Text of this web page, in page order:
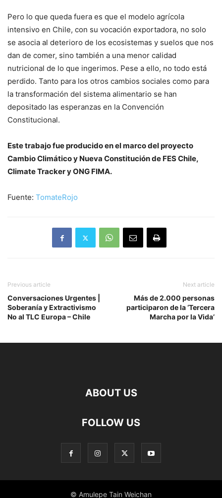
Pero lo que queda fuera es que el modelo agrícola
intensivo en Chile, con su vocación exportadora, no solo
se asocia al deterioro de los ecosistemas y suelos que nos
dan de comer, sino también a una menor calidad
nutricional de lo que ingerimos. Pese a ello, no todo está
perdido. Tanto para los otros cambios sociales como para
la transformación del sistema alimentario se han
depositado las esperanzas en la Convención
Constitucional.
Este trabajo fue producido en el marco del proyecto
Cambio Climático y Nueva Constitución de FES Chile,
Climate Tracker y ONG FIMA.
Fuente: TomateRojo
Previous article
Conversaciones Urgentes |
Soberanía y Extractivismo
No al TLC Europa – Chile
Next article
Más de 2.000 personas
participaron de la ‘Tercera
Marcha por la Vida’
ABOUT US
FOLLOW US
© Amulepe Tain Weichan